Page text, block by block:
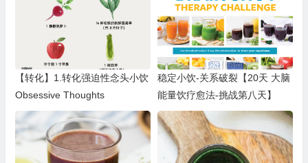
【转化】1.转化强迫性念头小饮
Obsessive Thoughts
稳定小饮-关系破裂【20天 大脑
能量饮疗愈法-挑战第八天】